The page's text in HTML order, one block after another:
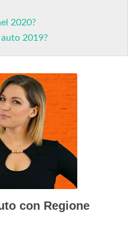
2020?
2019?
con Regione